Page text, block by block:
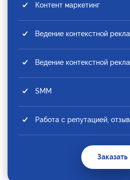
Контент маркетинг
Ведение контекстной
Ведение контекстной
SMM
Работа с репутацией,
Заказать